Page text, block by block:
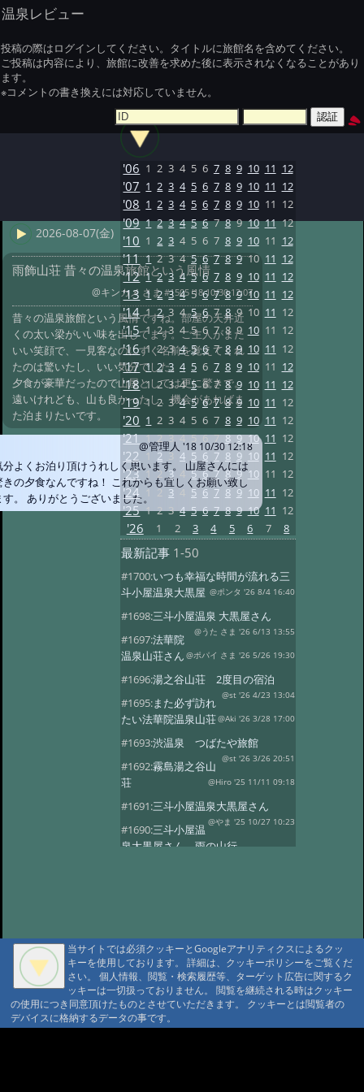
温泉レビュー
投稿の際はログインしてください。タイトルに旅館名を含めてください。
ご投稿は内容により、旅館に改善を求めた後に表示されなくなることがあり
ます。
※コメントの書き換えには対応していません。
2026-08-07(金)
雨飾山荘 昔々の温泉旅館という風情
@キンカメ さま#1505 '18 10/30 12:07
昔々の温泉旅館という風情ですね。部屋の天井近
くの太い梁がいい味を出してます。ご主人がまた
いい笑顔で、一見客なのにすぐ名前を覚えてくれ
たのは驚いたし、いい気分でした。
夕食が豪華だったので山屋としては更に驚きで。
遠いけれども、山も良かったし、機会があればま
た泊まりたいです。
@管理人 '18 10/30 12:18
分よくお泊り頂けうれしく思います。 山屋さんには
きの夕食なんですね！ これからも宜しくお願い致し
す。 ありがとうございました。
'06 1 2 3 4 5 6 7 8 9 10 11 12
'07 1 2 3 4 5 6 7 8 9 10 11 12
'08 1 2 3 4 5 6 7 8 9 10 11 12
'09 1 2 3 4 5 6 7 8 9 10 11 12
'10 1 2 3 4 5 6 7 8 9 10 11 12
'11 1 2 3 4 5 6 7 8 9 10 11 12
'12 1 2 3 4 5 6 7 8 9 10 11 12
'13 1 2 3 4 5 6 7 8 9 10 11 12
'14 1 2 3 4 5 6 7 8 9 10 11 12
'15 1 2 3 4 5 6 7 8 9 10 11 12
'16 1 2 3 4 5 6 7 8 9 10 11 12
'17 1 2 3 4 5 6 7 8 9 10 11 12
'18 1 2 3 4 5 6 7 8 9 10 11 12
'19 1 2 3 4 5 6 7 8 9 10 11 12
'20 1 2 3 4 5 6 7 8 9 10 11 12
'21 1 2 3 4 5 6 7 8 9 10 11 12
'22 1 2 3 4 5 6 7 8 9 10 11 12
'23 1 2 3 4 5 6 7 8 9 10 11 12
'24 1 2 3 4 5 6 7 8 9 10 11 12
'25 1 2 3 4 5 6 7 8 9 10 11 12
'26 1 2 3 4 5 6 7 8
最新記事 1-50
#1700:いつも幸福な時間が流れる三
斗小屋温泉大黒屋 @ポンタ '26 8/4 16:40
#1698:三斗小屋温泉 大黒屋さん
@うた さま '26 6/13 13:55
#1697:法華院
温泉山荘さん @ポパイ さま '26 5/26 19:30
#1696:湯之谷山荘 2度目の宿泊
@st '26 4/23 13:04
#1695:また必ず訪れ
たい法華院温泉山荘@Aki '26 3/28 17:00
#1693:渋温泉 つばたや旅館
@st '26 3/26 20:51
#1692:霧島湯之谷山
荘
@Hiro '25 11/11 09:18
#1691:三斗小屋温泉大黒屋さん
@やま '25 10/27 10:23
#1690:三斗小屋温
泉大黒屋さん 雨の山行
#1686:何度でも行きたい宿 三斗小屋
温泉大黒屋
@府中のぼる '25 10/17 08:55
#1685:最高のお風呂 三斗小屋温泉大
黒屋
@Naotan '25 10/12 09:11
#1684:お湯良し、ご飯良し、人良し
当サイトでは必須クッキーとGoogleアナリティクスによるクッ
キーを使用しております。 詳細は、クッキーポリシーをご覧くだ
さい。 個人情報、閲覧・検索履歴等、ターゲット広告に関するク
ッキーは一切扱っておりません。 閲覧を継続される時はクッキー
の使用につき同意頂けたものとさせていただきます。 クッキーとは閲覧者の
デバイスに格納するデータの事です。